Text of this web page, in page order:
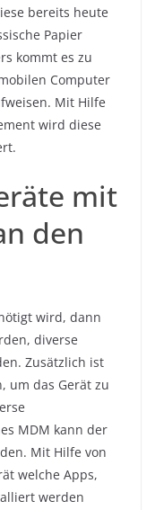
bereits heute
Papier
kommt es zu
Computer
Mit Hilfe
wird diese
mit
den
wird, dann
diverse
Zusätzlich ist
um das Gerät zu
MDM kann der
Mit Hilfe von
welche Apps,
werden